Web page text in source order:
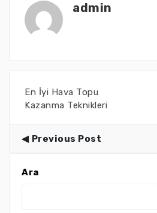
admin
En İyi Hava Topu
Kazanma Teknikleri
Previous Post
Ara